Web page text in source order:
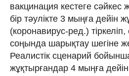
вакцинация кестеге сәйкес
бір тәулікте 3 мыңға дейін
(коронавирус-ред.)
соңында шарықтау шегіне
Реалистік сценарий
жұқтырғандар 4 мыңға дейін